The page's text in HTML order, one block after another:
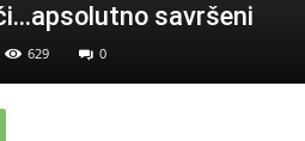
savršeni
629 0